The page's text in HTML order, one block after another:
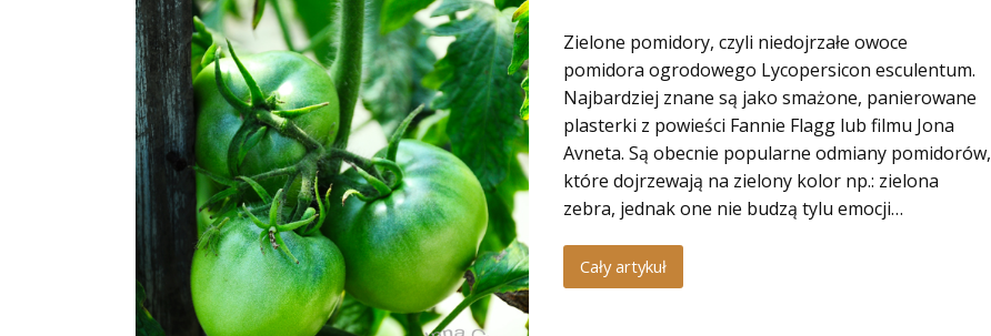
Zielone pomidory, czyli niedojrzałe owoce
pomidora ogrodowego Lycopersicon esculentum.
Najbardziej znane są jako smażone, panierowane
plasterki z powieści Fannie Flagg lub filmu Jona
Avneta. Są obecnie popularne odmiany pomidorów,
które dojrzewają na zielony kolor np.: zielona
zebra, jednak one nie budzą tylu emocji…
Cały artykuł